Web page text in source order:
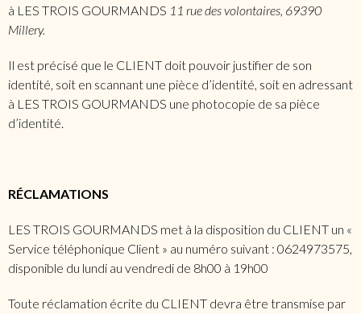
à LES TROIS GOURMANDS 11 rue des volontaires, 69390
Millery.
Il est précisé que le CLIENT doit pouvoir justifier de son
identité, soit en scannant une pièce d’identité, soit en adressant
à LES TROIS GOURMANDS une photocopie de sa pièce
d’identité.
RÉCLAMATIONS
LES TROIS GOURMANDS met à la disposition du CLIENT un «
Service téléphonique Client » au numéro suivant : 0624973575,
disponible du lundi au vendredi de 8h00 à 19h00
Toute réclamation écrite du CLIENT devra être transmise par